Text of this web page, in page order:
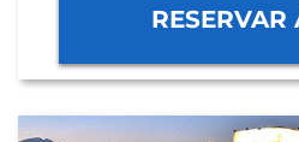
RESERVAR